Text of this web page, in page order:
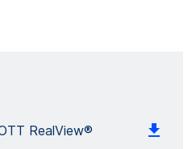
RealView®